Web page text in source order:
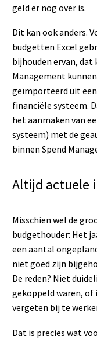
geld er nog over is.
Dit kan ook anders.
budgetten Excel
bijhouden ervan, dat
Management
geïmporteerd uit
financiële systeem.
het aanmaken van
systeem) met de
binnen Spend
Altijd actuele
Misschien wel de
budgethouder: Het
een aantal
niet goed zijn
De reden? Niet
gekoppeld waren, of
vergeten bij te
Dat is precies wat